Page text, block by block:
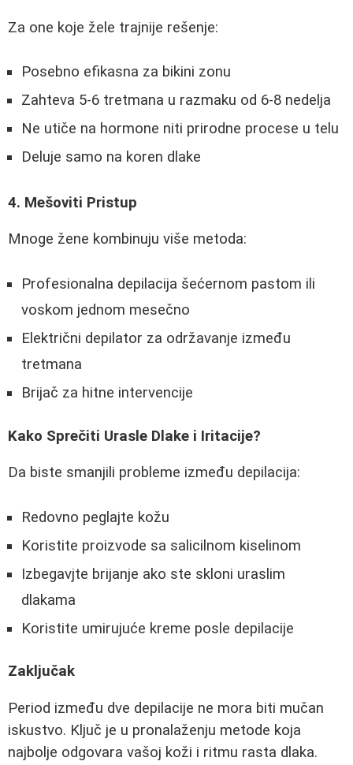
Za one koje žele trajnije rešenje:
Posebno efikasna za bikini zonu
Zahteva 5-6 tretmana u razmaku od 6-8 nedelja
Ne utiče na hormone niti prirodne procese u telu
Deluje samo na koren dlake
4. Mešoviti Pristup
Mnoge žene kombinuju više metoda:
Profesionalna depilacija šećernom pastom ili
voskom jednom mesečno
Električni depilator za održavanje između
tretmana
Brijač za hitne intervencije
Kako Sprečiti Urasle Dlake i Iritacije?
Da biste smanjili probleme između depilacija:
Redovno peglajte kožu
Koristite proizvode sa salicilnom kiselinom
Izbegavjte brijanje ako ste skloni uraslim
dlakama
Koristite umirujuće kreme posle depilacije
Zaključak
Period između dve depilacije ne mora biti mučan
iskustvo. Ključ je u pronalaženju metode koja
najbolje odgovara vašoj koži i ritmu rasta dlaka.